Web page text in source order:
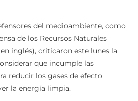
del medioambiente, como
de los Recursos Naturales
inglés), criticaron este lunes la
que incumple las
reducir los gases de efecto
la energía limpia.